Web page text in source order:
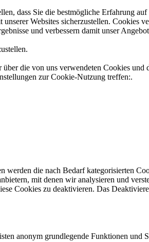
dass Sie die bestmögliche Erfahrung
Websites sicherzustellen. Cookies
und verbessern damit unser
die von uns verwendeten Cookies und
zur Cookie-Nutzung treffen:.
die nach Bedarf kategorisierten
mit denen wir analysieren und
Cookies zu deaktivieren. Das
anonym grundlegende Funktionen und